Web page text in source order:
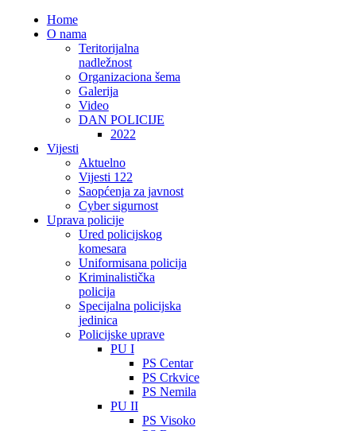
Home
O nama
Teritorijalna
nadležnost
Organizaciona šema
Galerija
Video
DAN POLICIJE
2022
Vijesti
Aktuelno
Vijesti 122
Saopćenja za javnost
Cyber sigurnost
Uprava policije
Ured policijskog
komesara
Uniformisana policija
Kriminalistička
policija
Specijalna policijska
jedinica
Policijske uprave
PU I
PS Centar
PS Crkvice
PS Nemila
PU II
PS Visoko